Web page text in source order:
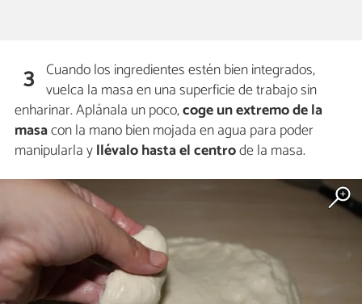
3 Cuando los ingredientes estén bien integrados,
vuelca la masa en una superficie de trabajo sin
enharinar. Aplánala un poco,coge un extremo de la
masacon la mano bien mojada en agua para poder
manipularla yllévalo hasta el centrode la masa.